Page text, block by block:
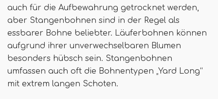
auch für die Aufbewahrung getrocknet werden,
aber Stangenbohnen sind in der Regel als
essbarer Bohne beliebter. Läuferbohnen können
aufgrund ihrer unverwechselbaren Blumen
besonders hübsch sein. Stangenbohnen
umfassen auch oft die Bohnentypen „Yard Long“
mit extrem langen Schoten.